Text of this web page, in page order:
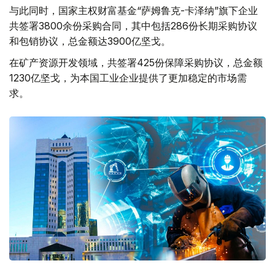
与此同时，国家主权财富基金“萨姆鲁克-卡泽纳”旗下企业
共签署3800余份采购合同，其中包括286份长期采购协议
和包销协议，总金额达3900亿坚戈。
在矿产资源开发领域，共签署425份保障采购协议，总金额
1230亿坚戈，为本国工业企业提供了更加稳定的市场需
求。